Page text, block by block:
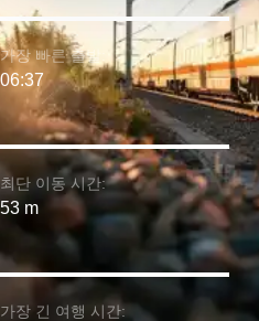
최단 이동 시간:
53 m
가장 빠른 출발:
06:37
가장 긴 여행 시간: